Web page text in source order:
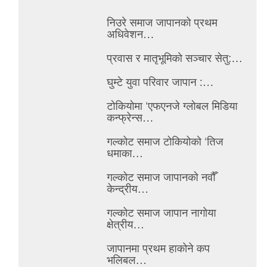
निउरे समाज जापानको प्रथम
अधिवेशन…
प्रवास र मातृभूमिको सञ्चार सेतु:…
घुम्टे युवा परिवार जापान :…
टोकियोमा ‘एफएनजे ग्लोबल मिडिया
कन्फ्रेन्स…
गल्कोट समाज टोकियोको ‘तिज
धमाका…
गल्कोट समाज जापानको नवौँ
केन्द्रीय…
गल्कोट समाज जापान नागोया
क्षेत्रीय…
जापानमा प्रथम हाकोने कप
भलिबल…